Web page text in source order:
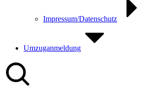
Impressum/Datenschutz
Umzuganmeldung